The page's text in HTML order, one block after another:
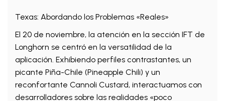
Texas: Abordando los Problemas «Reales»
El 20 de noviembre, la atención en la sección IFT de
Longhorn se centró en la versatilidad de la
aplicación. Exhibiendo perfiles contrastantes, un
picante Piña-Chile (Pineapple Chili) y un
reconfortante Cannoli Custard, interactuamos con
desarrolladores sobre las realidades «poco